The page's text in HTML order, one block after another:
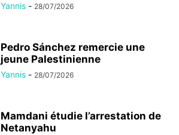
Yannis - 28/07/2026
Pedro Sánchez remercie une
jeune Palestinienne
Yannis - 28/07/2026
Mamdani étudie l’arrestation de
Netanyahu